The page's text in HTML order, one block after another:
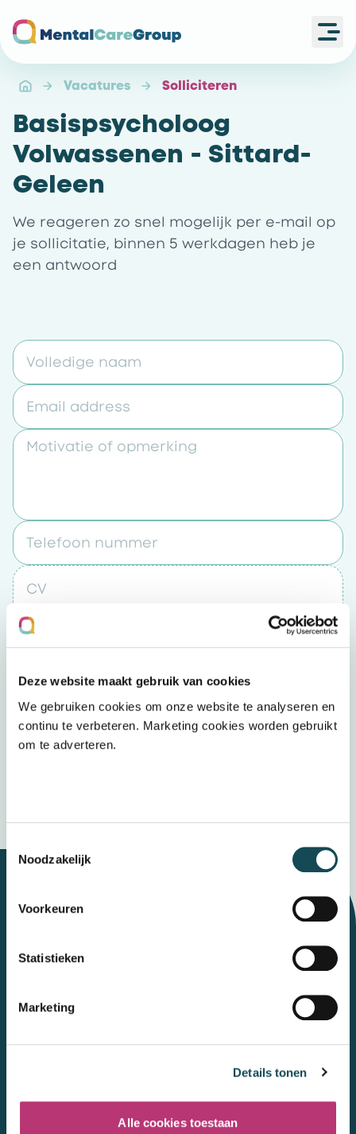
Deze website maakt gebruik van cookies
We gebruiken cookies om onze website te analyseren en
continu te verbeteren. Marketing cookies worden gebruikt
om te adverteren.
Noodzakelijk
Voorkeuren
Statistieken
Marketing
Details tonen
Alle cookies toestaan
Vacatures Solliciteren
Basispsycholoog
Volwassenen - Sittard-
Geleen
We reageren zo snel mogelijk per e-mail op
je sollicitatie, binnen 5 werkdagen heb je
een antwoord
Volledige naam
Email address
Motivatie of opmerking
Telefoon nummer
CV
Door op “verzenden” te klikken accepteert u
hetprivacybeleid
werkenbij@mentalcaregroup.nl